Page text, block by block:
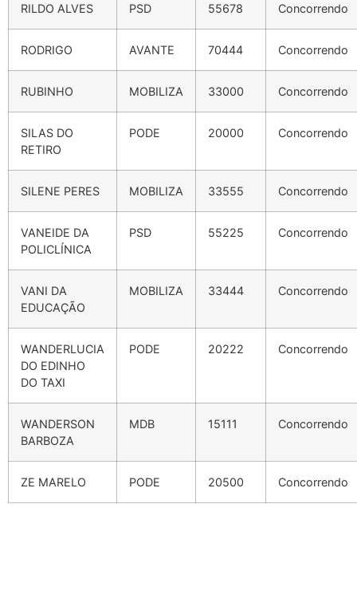
RILDO ALVES PSD 55678 Concorrendo
RODRIGO AVANTE 70444 Concorrendo
RUBINHO MOBILIZA 33000 Concorrendo
SILAS DO
RETIRO
PODE 20000 Concorrendo
SILENE PERES MOBILIZA 33555 Concorrendo
VANEIDE DA
POLICLÍNICA
PSD 55225 Concorrendo
VANI DA
EDUCAÇÃO
MOBILIZA 33444 Concorrendo
WANDERLUCIA
DO EDINHO
DO TAXI
PODE 20222 Concorrendo
WANDERSON
BARBOZA
MDB 15111 Concorrendo
ZE MARELO PODE 20500 Concorrendo